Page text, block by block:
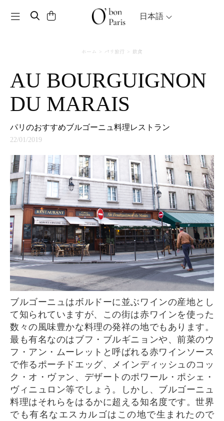
Toggle navigation 日本語
ホーム パリ旅行 飲食
AU BOURGUIGNON
DU MARAIS
パリのおすすめブルゴーニュ料理レストラン
22/01/2019
ブルゴーニュはボルドーに並ぶワインの産地とし
て知られていますが、この街は赤ワインを使った
数々の風味豊かな料理の発祥の地でもあります。
最も有名なのはブフ・ブルギニョンや、前菜のウ
フ・アン・ムーレットと呼ばれる赤ワインソース
で作るポーチドエッグ、メインディッシュのコッ
ク・オ・ヴァン、デザートのポワール・ポシェ・
ヴィニュロン等でしょう。しかし、ブルゴーニュ
料理はそれらをはるかに超える知名度です。世界
でも有名なエスカルゴはこの地で生まれたので